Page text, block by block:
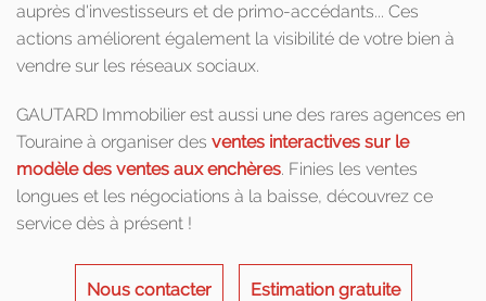
auprès d'investisseurs et de primo-accédants... Ces
actions améliorent également la visibilité de votre bien à
vendre sur les réseaux sociaux.
GAUTARD Immobilier est aussi une des rares agences en
Touraine à organiser des ventes interactives sur le
modèle des ventes aux enchères. Finies les ventes
longues et les négociations à la baisse, découvrez ce
service dès à présent !
Nous contacter Estimation gratuite